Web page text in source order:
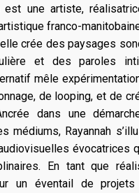
est une artiste,
franco-
crée des paysages
et des paroles
mêle
de looping, et de
dans une
médiums, Rayannah
évocatrices
En tant que
un éventail de